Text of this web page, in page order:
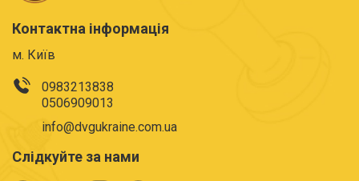
Контактна інформація
м. Київ
0983213838
0506909013
info@dvgukraine.com.ua
Слідкуйте за нами